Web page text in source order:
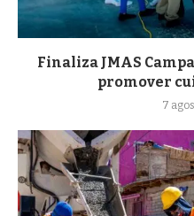
Finaliza JMAS
promover
7